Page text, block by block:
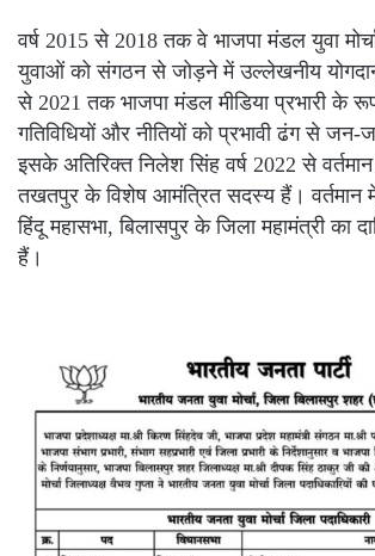
वर्ष 2015 से 2018 तक वे भाजपा मंडल युवा
युवाओं को संगठन से जोड़ने में उल्लेखनीय
से 2021 तक भाजपा मंडल मीडिया प्रभारी के रूप
गतिविधियों और नीतियों को प्रभावी ढंग से
इसके अतिरिक्त निलेश सिंह वर्ष 2022 से
तखतपुर के विशेष आमंत्रित सदस्य हैं। वर्तमान
हिंदू महासभा, बिलासपुर के जिला महामंत्री का
हैं।